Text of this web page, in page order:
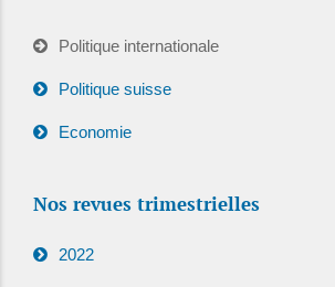
Politique internationale
Politique suisse
Economie
Nos revues trimestrielles
2022